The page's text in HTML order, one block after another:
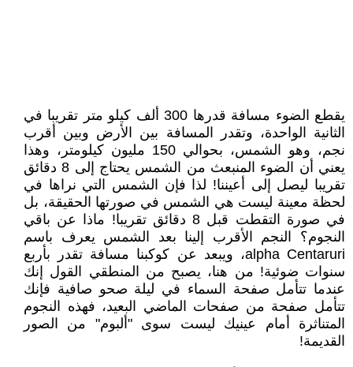
يقطع الضوء مسافة قدرها 300 ألف كيلو متر تقريبا في
الثانية الواحدة، وتقدر المسافة بين الأرض وبين أقرب
نجم، وهو الشمس، بحوالي 150 مليون كيلومتر، وهذا
يعني أن الضوء المنبعث من الشمس يحتاج إلى 8 دقائق
تقريبا ليصل إلى أعيننا! لذا فإن الشمس التي نراها في
لحظة معينة ليست هي الشمس في صورتها الحقيقة، بل
في صورة التقطت قبل 8 دقائق تقريبا! ماذا عن باقي
النجوم؟ النجم الأقرب إلينا بعد الشمس يعرف باسم
alpha Centaruri، ويبعد عن كوكبنا مسافة تقدر بأربع
سنوات ضوئية! من هنا، يصبح من المنطقي القول إنك
عندما تتأمل صفحة السماء في ليلة صحو صافية فإنك
تتأمل صفحة من صفحات الماضي البعيد، فهذه النجوم
المتناثرة أمام عينيك ليست سوى "ألبوم" من الصور
القديمة!